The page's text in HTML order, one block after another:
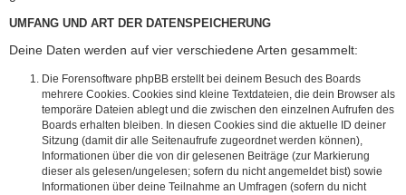
UMFANG UND ART DER DATENSPEICHERUNG
Deine Daten werden auf vier verschiedene Arten gesammelt:
Die Forensoftware phpBB erstellt bei deinem Besuch des Boards
mehrere Cookies. Cookies sind kleine Textdateien, die dein Browser als
temporäre Dateien ablegt und die zwischen den einzelnen Aufrufen des
Boards erhalten bleiben. In diesen Cookies sind die aktuelle ID deiner
Sitzung (damit dir alle Seitenaufrufe zugeordnet werden können),
Informationen über die von dir gelesenen Beiträge (zur Markierung
dieser als gelesen/ungelesen; sofern du nicht angemeldet bist) sowie
Informationen über deine Teilnahme an Umfragen (sofern du nicht